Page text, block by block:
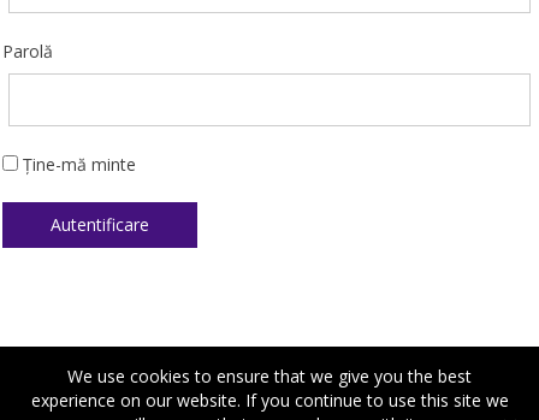
Parolă
Ține-mă minte
We use cookies to ensure that we give you the best
experience on our website. If you continue to use this site we